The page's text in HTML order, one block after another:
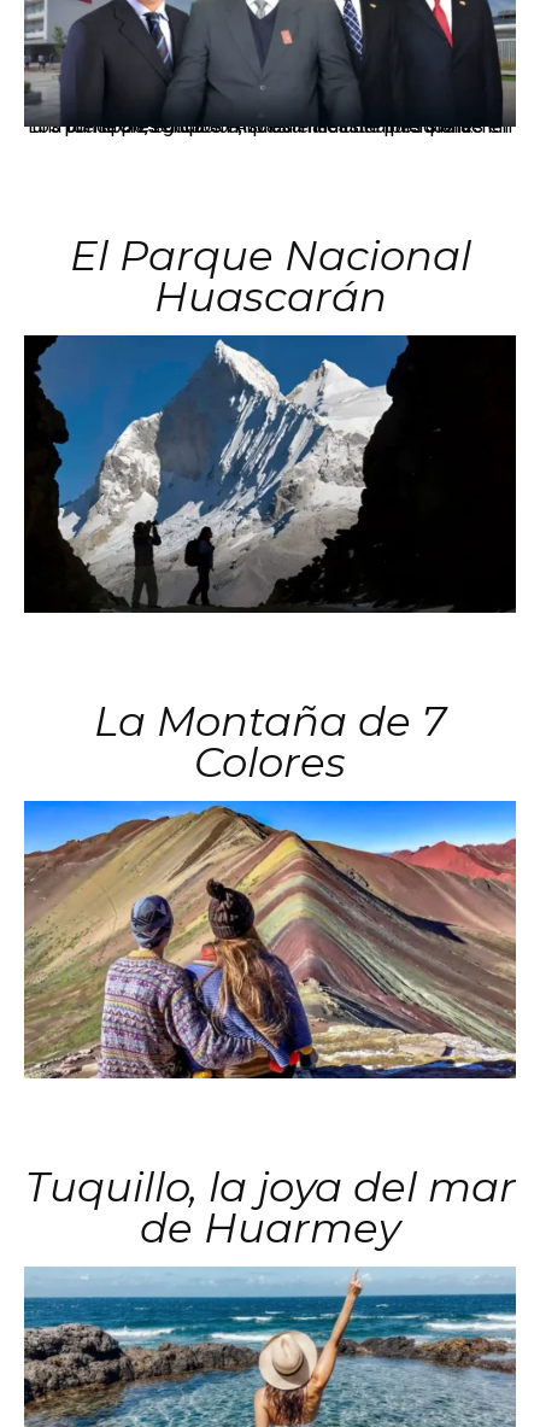
Los principales grupos empresariales del país mantienen una fuerte presencia en Áncash mediante inversiones en comercio, educación, salud e industria pesquera.
El Parque Nacional
Huascarán
La Montaña de 7
Colores
Tuquillo, la joya del mar
de Huarmey